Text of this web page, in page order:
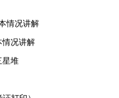
情况讲解
情况讲解
星堆